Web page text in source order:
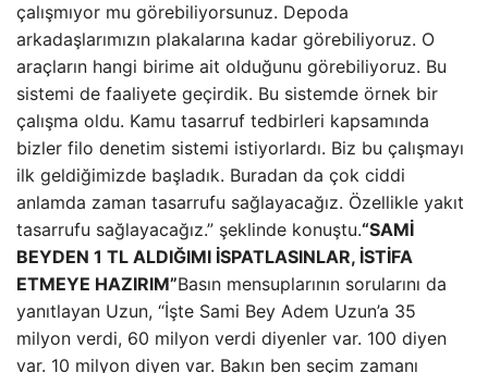
çalışmıyor mu görebiliyorsunuz. Depoda
arkadaşlarımızın plakalarına kadar görebiliyoruz. O
araçların hangi birime ait olduğunu görebiliyoruz. Bu
sistemi de faaliyete geçirdik. Bu sistemde örnek bir
çalışma oldu. Kamu tasarruf tedbirleri kapsamında
bizler filo denetim sistemi istiyorlardı. Biz bu çalışmayı
ilk geldiğimizde başladık. Buradan da çok ciddi
anlamda zaman tasarrufu sağlayacağız. Özellikle yakıt
tasarrufu sağlayacağız.” şeklinde konuştu.“SAMİ
BEYDEN 1 TL ALDIĞIMI İSPATLASINLAR, İSTİFA
ETMEYE HAZIRIM”Basın mensuplarının sorularını da
yanıtlayan Uzun, “İşte Sami Bey Adem Uzun’a 35
milyon verdi, 60 milyon verdi diyenler var. 100 diyen
var. 10 milyon diyen var. Bakın ben seçim zamanı